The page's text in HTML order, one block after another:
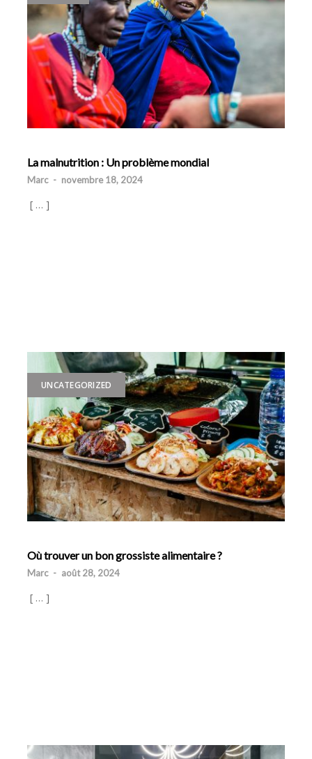
La malnutrition : Un problème mondial
Marc - novembre 18, 2024
[ … ]
UNCATEGORIZED
Où trouver un bon grossiste alimentaire ?
Marc - août 28, 2024
[ … ]